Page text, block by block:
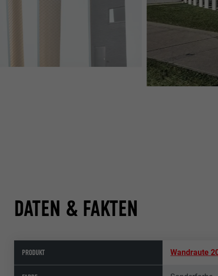
DATEN & FAKTEN
PRODUKT Wandraute